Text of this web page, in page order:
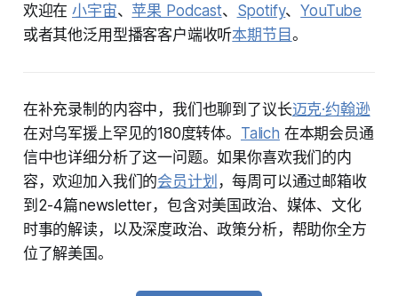
欢迎在小宇宙、 苹果 Podcast、 Spotify、YouTube
或者其他泛用型播客客户端收听本期节目 。
在补充录制的内容中，我们也聊到了议长迈克·约翰逊
在对乌军援上罕见的180度转体。 Talich 在本期会员通
信中也详细分析了这一问题。如果你喜欢我们的内
容，欢迎加入我们的会员计划 ，每周可以通过邮箱收
到2-4篇newsletter，包含对美国政治、媒体、文化
时事的解读，以及深度政治、政策分析，帮助你全方
位了解美国。